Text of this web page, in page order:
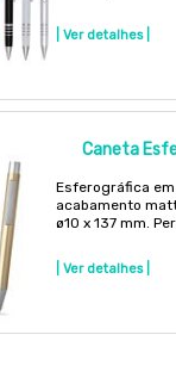
| Ver detalhes |
Caneta
Esferográfica
acabamento
ø10 x 137 mm.
| Ver detalhes |